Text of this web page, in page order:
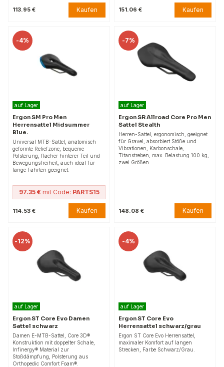
113.95 € Kaufen 151.06 € Kaufen
-4%
auf Lager
Ergon SM Pro Men
Herrensattel Midsummer
Blue.
Universal MTB-Sattel, anatomisch
geformte Reliefzone, bequeme
Polsterung, flacher hinterer Teil und
Bewegungsfreiheit, auch ideal für
lange Fahrten geeignet.
97.35 € mit Code: PARTS15
114.53 € Kaufen
-7%
auf Lager
Ergon SR Allroad Core Pro Men
Sattel Stealth
Herren-Sattel, ergonomisch, geeignet
für Gravel, absorbiert Stöße und
Vibrationen, Karbonschale,
Titanstreben, max. Belastung 100 kg,
zwei Größen.
148.08 € Kaufen
-12%
auf Lager
Ergon ST Core Evo Damen
Sattel schwarz
Damen E-MTB-Sattel, Core 3D®
Konstruktion mit doppelter Schale,
Infinergy® Material zur
Stoßdämpfung, Polsterung aus
Orthopedic Comfort Foam®.
-4%
auf Lager
Ergon ST Core Evo
Herrensattel schwarz/grau
Ergon ST Core Evo Herrensattel,
maximaler Komfort auf langen
Strecken, Farbe Schwarz/Grau.